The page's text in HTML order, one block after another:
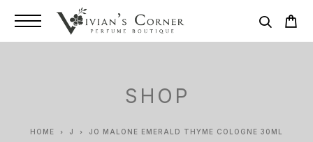
SHOP
HOME J JO MALONE EMERALD THYME COLOGNE 30ML